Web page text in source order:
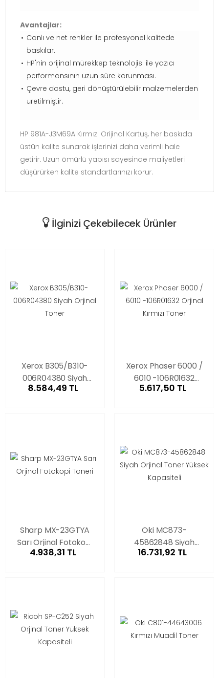
Avantajlar:
Canlı ve net renkler ile profesyonel kalitede
baskılar.
HP'nin orijinal mürekkep teknolojisi ile yazıcı
performansının uzun süre korunması.
Çevre dostu, geri dönüştürülebilir malzemelerden
üretilmiştir.
HP 981A-J3M69A Kırmızı Orijinal Kartuş, her baskıda
üstün kalite sunarak işlerinizi daha verimli hale
getirir. Uzun ömürlü yapısı sayesinde maliyetleri
düşürürken kalite standartlarınızı korur.
İlginizi Çekebilecek Ürünler
Xerox B305/B310-
006R04380 Siyah
Orjinal Toner
8.584,49 TL
Xerox Phaser 6000 /
6010 -106R01632
Orjinal Kırmızı Toner
5.617,50 TL
Sharp MX-23GTYA
Sarı Orjinal Fotokopi
Toneri
4.938,31 TL
Oki MC873-
45862848 Siyah
Orjinal Toner Yüksek
16.731,92 TL